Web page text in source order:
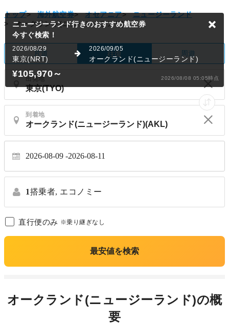
トップ> 海外航空券> オセアニア>
ニュージーランド
>
オークランド(ニュージーランド)
片道 往復 周遊
出発地
到着地
2026-08-09 2026-08-11
1搭乗者, エコノミー
直行便のみ ※乗り継ぎなし
最安値を検索
オークランド(ニュージーランド)の概
要